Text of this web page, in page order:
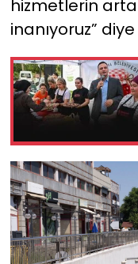
hizmetlerin
inanıyoruz”